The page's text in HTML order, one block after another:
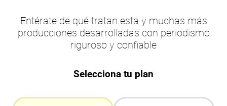
Entérate de qué tratan esta y muchas más
producciones desarrolladas con periodismo
riguroso y confiable
Selecciona tu plan